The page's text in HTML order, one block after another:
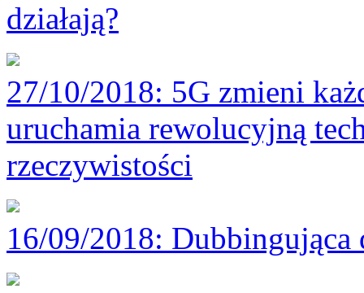
działają?
27/10/2018: 5G zmieni
uruchamia rewolucyjną
rzeczywistości
16/09/2018: Dubbingująca